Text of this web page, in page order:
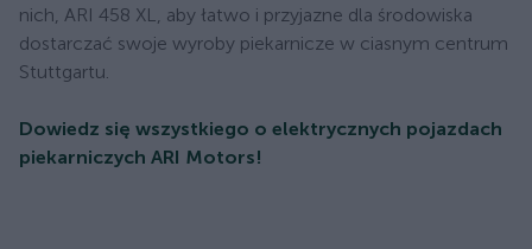
nich, ARI 458 XL, aby łatwo i przyjazne dla środowiska
dostarczać swoje wyroby piekarnicze w ciasnym centrum
Stuttgartu.
Dowiedz się wszystkiego o elektrycznych pojazdach
piekarniczych ARI Motors!